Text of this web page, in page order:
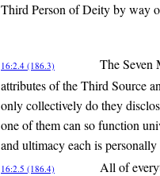
Third Person of Deity by way
16:2.4 (186.3)
The Seven
attributes of the Third Source
only collectively do they
one of them can so function
and ultimacy each is
16:2.5 (186.4)
All of